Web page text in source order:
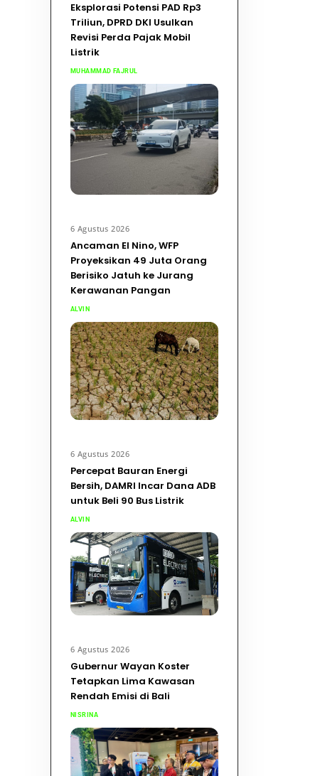
Eksplorasi Potensi PAD Rp3
Triliun, DPRD DKI Usulkan
Revisi Perda Pajak Mobil
Listrik
MUHAMMAD FAJRUL
6 Agustus 2026
Ancaman El Nino, WFP
Proyeksikan 49 Juta Orang
Berisiko Jatuh ke Jurang
Kerawanan Pangan
ALVIN
6 Agustus 2026
Percepat Bauran Energi
Bersih, DAMRI Incar Dana ADB
untuk Beli 90 Bus Listrik
ALVIN
6 Agustus 2026
Gubernur Wayan Koster
Tetapkan Lima Kawasan
Rendah Emisi di Bali
NISRINA